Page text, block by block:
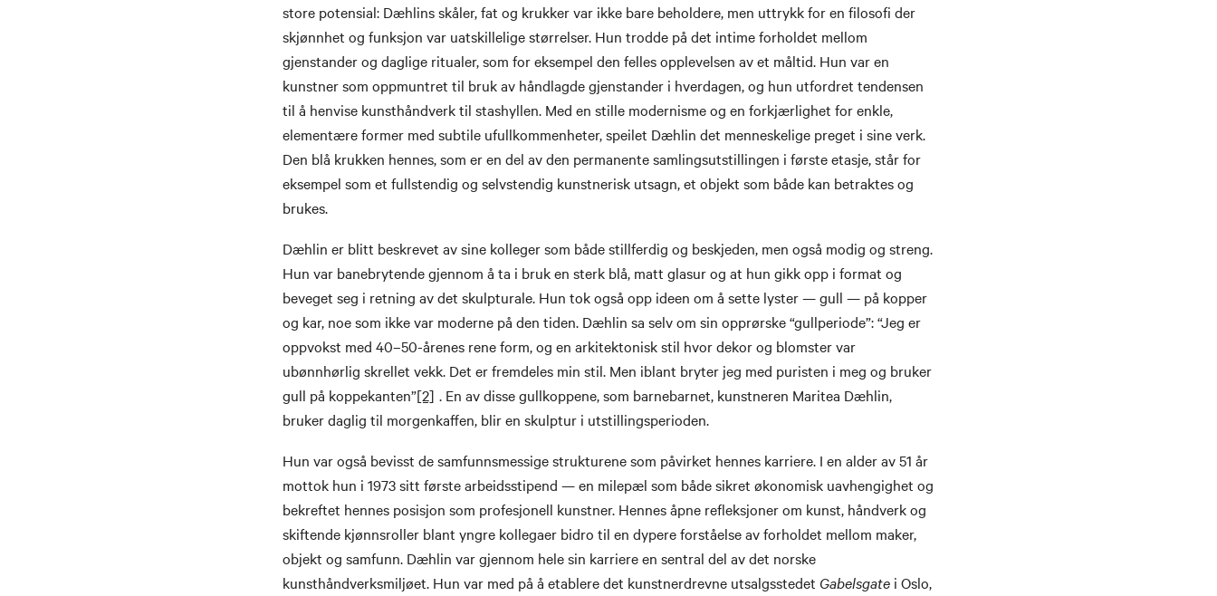
store potensial: Dæhlins skåler, fat og krukker var ikke bare beholdere, men uttrykk for en filosofi der
skjønnhet og funksjon var uatskillelige størrelser. Hun trodde på det intime forholdet mellom
gjenstander og daglige ritualer, som for eksempel den felles opplevelsen av et måltid. Hun var en
kunstner som oppmuntret til bruk av håndlagde gjenstander i hverdagen, og hun utfordret tendensen
til å henvise kunsthåndverk til stashyllen. Med en stille modernisme og en forkjærlighet for enkle,
elementære former med subtile ufullkommenheter, speilet Dæhlin det menneskelige preget i sine verk.
Den blå krukken hennes, som er en del av den permanente samlingsutstillingen i første etasje, står for
eksempel som et fullstendig og selvstendig kunstnerisk utsagn, et objekt som både kan betraktes og
brukes.
Dæhlin er blitt beskrevet av sine kolleger som både stillferdig og beskjeden, men også modig og streng.
Hun var banebrytende gjennom å ta i bruk en sterk blå, matt glasur og at hun gikk opp i format og
beveget seg i retning av det skulpturale. Hun tok også opp ideen om å sette lyster — gull — på kopper
og kar, noe som ikke var moderne på den tiden. Dæhlin sa selv om sin opprørske “gullperiode”: “Jeg er
oppvokst med 40–50-årenes rene form, og en arkitektonisk stil hvor dekor og blomster var
ubønnhørlig skrellet vekk. Det er fremdeles min stil. Men iblant bryter jeg med puristen i meg og bruker
gull på koppekanten”[2] . En av disse gullkoppene, som barnebarnet, kunstneren Maritea Dæhlin,
bruker daglig til morgenkaffen, blir en skulptur i utstillingsperioden.
Hun var også bevisst de samfunnsmessige strukturene som påvirket hennes karriere. I en alder av 51 år
mottok hun i 1973 sitt første arbeidsstipend — en milepæl som både sikret økonomisk uavhengighet og
bekreftet hennes posisjon som profesjonell kunstner. Hennes åpne refleksjoner om kunst, håndverk og
skiftende kjønnsroller blant yngre kollegaer bidro til en dypere forståelse av forholdet mellom maker,
objekt og samfunn. Dæhlin var gjennom hele sin karriere en sentral del av det norske
kunsthåndverksmiljøet. Hun var med på å etablere det kunstnerdrevne utsalgsstedet Gabelsgate i Oslo,